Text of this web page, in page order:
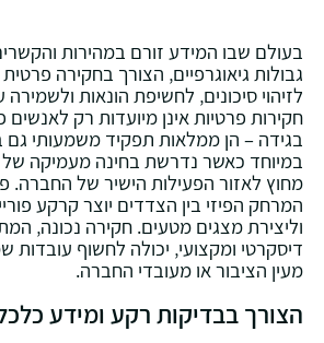
בעולם שבו המידע זורם במהירות
גבולות גיאוגרפיים‚ הצורך בחקירה פרטית
לזיהוי סיכונים‚ לחשיפת הונאות ולשמירה
חקירות פרטיות אינן מיועדות רק לאנשים
בגידה – הן ממלאות תפקיד משמעותי גם
במיוחד כאשר נדרשת בחינה מעמיקה של
מחוץ לאזור הפעילות הישיר של החברה.
המרחק הפיזי בין הצדדים יוצר קרקע
וליצירת מצגים מטעים. חקירה נכונה‚
דיסקרטי ומקצועי‚ יכולה לחשוף
מעין הציבור או מעובדי החברה.
הצורך בבדיקות רקע ומידע